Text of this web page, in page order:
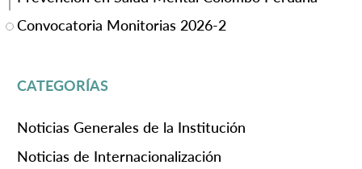
Convocatoria Monitorias 2026-2
CATEGORÍAS
Noticias Generales de la Institución
Noticias de Internacionalización